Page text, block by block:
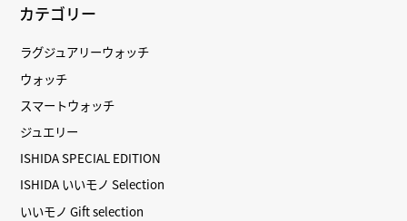
カテゴリー
ラグジュアリーウォッチ
ウォッチ
スマートウォッチ
ジュエリー
ISHIDA SPECIAL EDITION
ISHIDA いいモノ Selection
いいモノ Gift selection